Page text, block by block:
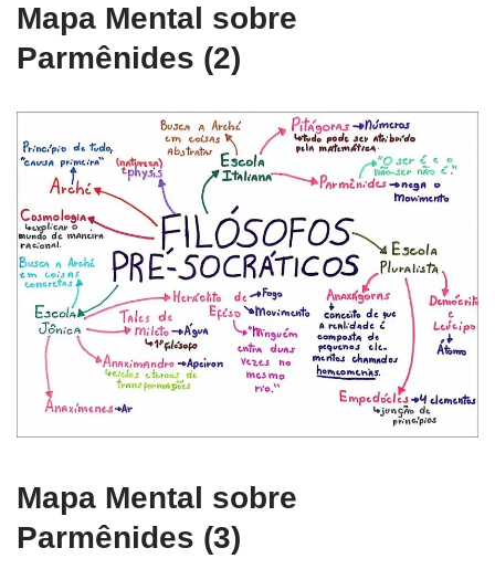
Mapa Mental sobre
Parmênides (2)
Mapa Mental sobre
Parmênides (3)